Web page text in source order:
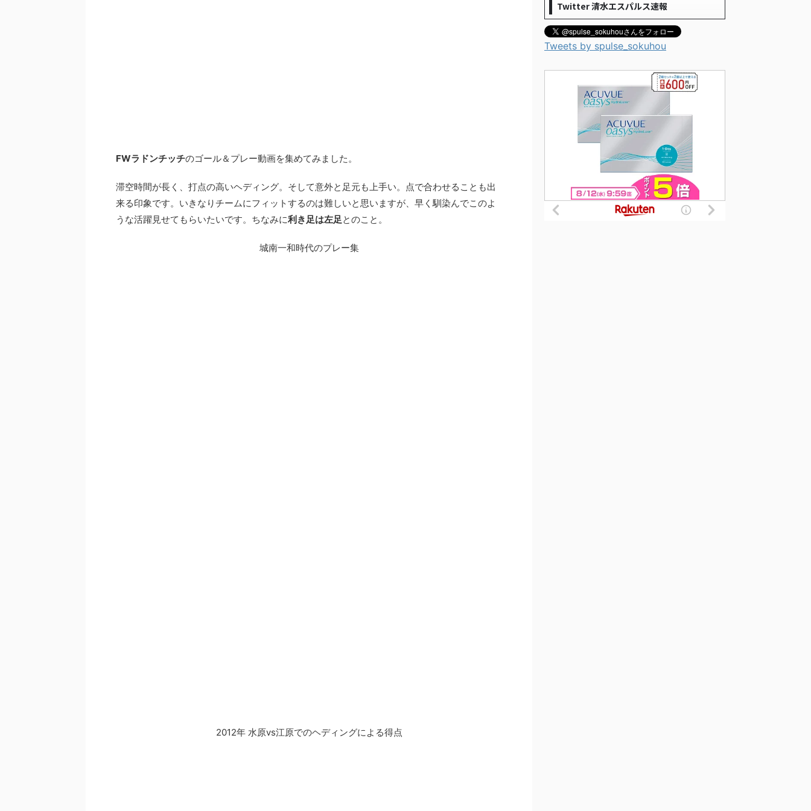
FWラドンチッチのゴール＆プレー動画を集めてみました。
滞空時間が長く、打点の高いヘディング。そして意外と足元も上手い。点で合わせることも出
来る印象です。いきなりチームにフィットするのは難しいと思いますが、早く馴染んでこのよ
うな活躍見せてもらいたいです。ちなみに利き足は左足とのこと。
城南一和時代のプレー集
2012年 水原vs江原でのヘディングによる得点
Twitter 清水エスパルス速報
Tweets by spulse_sokuhou